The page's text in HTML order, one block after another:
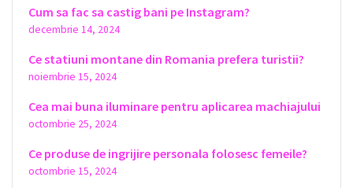
Cum sa fac sa castig bani pe Instagram?
decembrie 14, 2024
Ce statiuni montane din Romania prefera turistii?
noiembrie 15, 2024
Cea mai buna iluminare pentru aplicarea machiajului
octombrie 25, 2024
Ce produse de ingrijire personala folosesc femeile?
octombrie 15, 2024